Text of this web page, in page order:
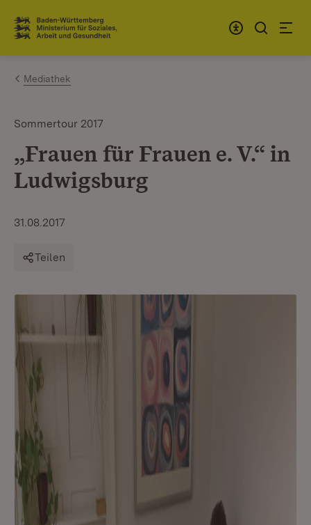
Zum Inhalt springen
Link zur Startseite
Mediathek
Sommertour 2017
„Frauen für Frauen e. V.“ in
Ludwigsburg
31.08.2017
Teilen